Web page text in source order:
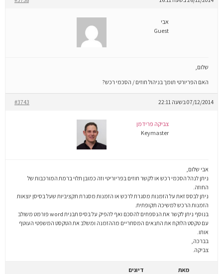
אבי
Guest
שלום,
האם הפריורטי תומך בניהול חוזים / הסכמי רכש?
07/12/2014 בשעה 22:11 #3743
צביקה פרידמן
Keymaster
אבי שלום,
ניתן לנהל הסכמי רכש או לקשר חוזים בפריוריטי וזה כמובן תלוי ברמת המורכבות של
החוזה.
ניתן לבסס זאת על הזמנות מסגרת לרכש או הזמנות מסגרת תקציביות שעל בסיסן יוצאות
הזמנות הרכש למשיכה תקופתית.
בנוסף ניתן לקשר את הנספחים להסכם ואף להפיק על בסיס תבנית word פורמט משולב
עם טקסט הלוקח את התנאים המסחריים מההזמנה ומשלב את הטקסט המשפטי העוטף
אותו.
בברכה,
צביקה.
מאת דיונים